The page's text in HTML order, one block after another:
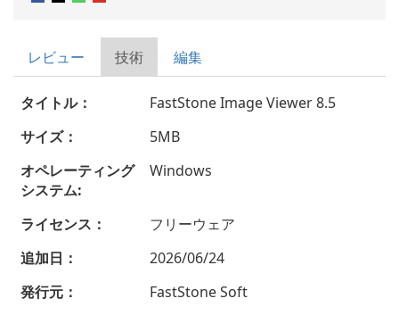
レビュー 技術 編集
タイトル：
FastStone Image Viewer 8.5
サイズ：
5MB
オペレーティング
システム:
Windows
ライセンス：
フリーウェア
追加日：
2026/06/24
発行元：
FastStone Soft